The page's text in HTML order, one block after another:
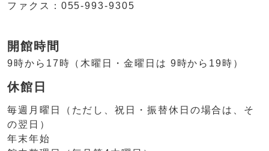
ファクス：055-993-9305
開館時間
9時から17時（木曜日・金曜日は 9時から19時）
休館日
毎週月曜日（ただし、祝日・振替休日の場合は、そ
の翌日）
年末年始